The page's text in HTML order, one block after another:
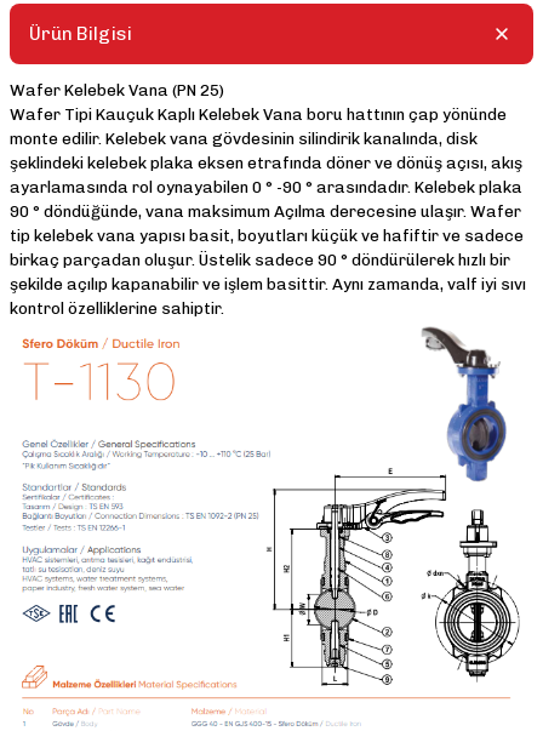
Ürün Bilgisi
Wafer Kelebek Vana (PN 25)
Wafer Tipi Kauçuk Kaplı Kelebek Vana boru hattının çap yönünde
monte edilir. Kelebek vana gövdesinin silindirik kanalında, disk
şeklindeki kelebek plaka eksen etrafında döner ve dönüş açısı, akış
ayarlamasında rol oynayabilen 0 ° -90 ° arasındadır. Kelebek plaka
90 ° döndüğünde, vana maksimum Açılma derecesine ulaşır. Wafer
tip kelebek vana yapısı basit, boyutları küçük ve hafiftir ve sadece
birkaç parçadan oluşur. Üstelik sadece 90 ° döndürülerek hızlı bir
şekilde açılıp kapanabilir ve işlem basittir. Aynı zamanda, valf iyi sıvı
kontrol özelliklerine sahiptir.